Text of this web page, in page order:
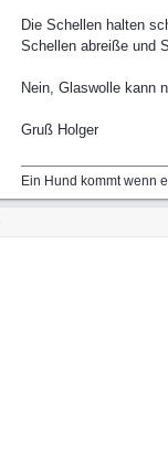
Die Schellen halten
Schellen abreiße und
Nein, Glaswolle kann
Gruß Holger
Ein Hund kommt wenn